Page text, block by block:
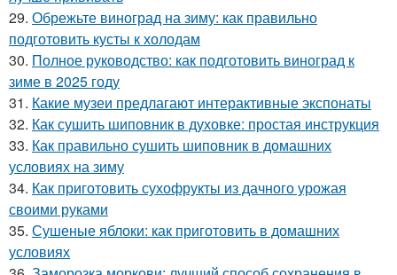
29. Обрежьте виноград на зиму: как правильно
подготовить кусты к холодам
30. Полное руководство: как подготовить виноград к
зиме в 2025 году
31. Какие музеи предлагают интерактивные экспонаты
32. Как сушить шиповник в духовке: простая инструкция
33. Как правильно сушить шиповник в домашних
условиях на зиму
34. Как приготовить сухофрукты из дачного урожая
своими руками
35. Сушеные яблоки: как приготовить в домашних
условиях